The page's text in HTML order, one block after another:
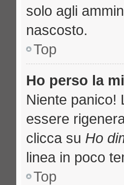
solo agli
nascosto.
Top
Ho perso la
Niente panico!
essere
clicca su Ho
linea in poco
Top